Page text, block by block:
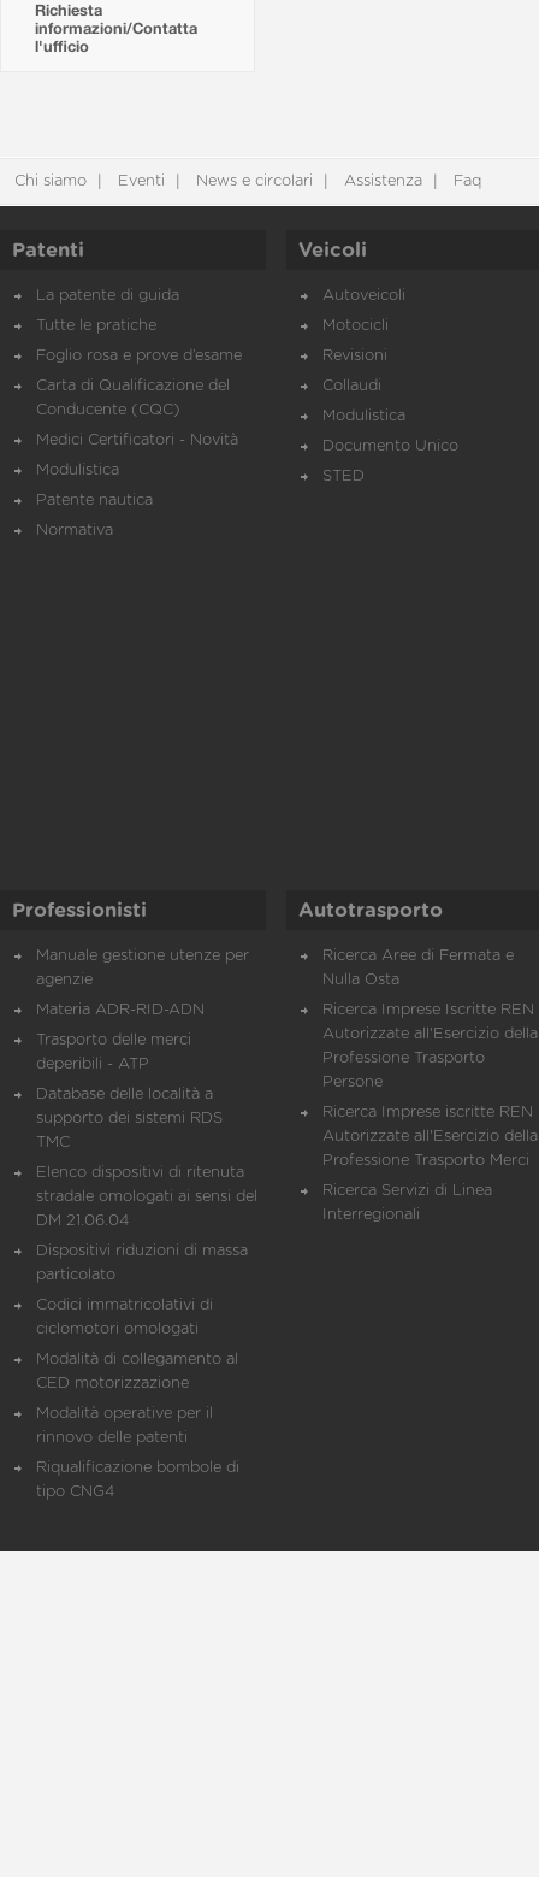
Richiesta
informazioni/Contatta
l'ufficio
Chi siamo Eventi News e circolari Assistenza Faq
Patenti
La patente di guida
Tutte le pratiche
Foglio rosa e prove d’esame
Carta di Qualificazione del
Conducente (CQC)
Medici Certificatori - Novità
Modulistica
Patente nautica
Normativa
Veicoli
Autoveicoli
Motocicli
Revisioni
Collaudi
Modulistica
Documento Unico
STED
Professionisti
Manuale gestione utenze per
agenzie
Materia ADR-RID-ADN
Trasporto delle merci
deperibili - ATP
Database delle località a
supporto dei sistemi RDS
TMC
Elenco dispositivi di ritenuta
stradale omologati ai sensi del
DM 21.06.04
Dispositivi riduzioni di massa
particolato
Codici immatricolativi di
ciclomotori omologati
Modalità di collegamento al
CED motorizzazione
Modalità operative per il
rinnovo delle patenti
Riqualificazione bombole di
tipo CNG4
Autotrasporto
Ricerca Aree di Fermata e
Nulla Osta
Ricerca Imprese Iscritte REN
Autorizzate all'Esercizio della
Professione Trasporto
Persone
Ricerca Imprese iscritte REN
Autorizzate all'Esercizio della
Professione Trasporto Merci
Ricerca Servizi di Linea
Interregionali